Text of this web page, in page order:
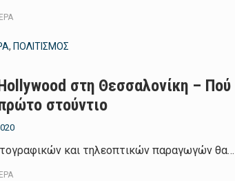
, ΠΟΛΙΤΙΣΜΟΣ
στη Θεσσαλονίκη – Πού
στούντιο
και τηλεοπτικών παραγωγών θα…